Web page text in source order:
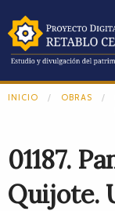
INICIO OBRAS
01187.
Quijote.